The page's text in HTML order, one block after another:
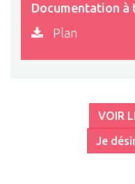
Documentation à
Plan
VOIR
Je